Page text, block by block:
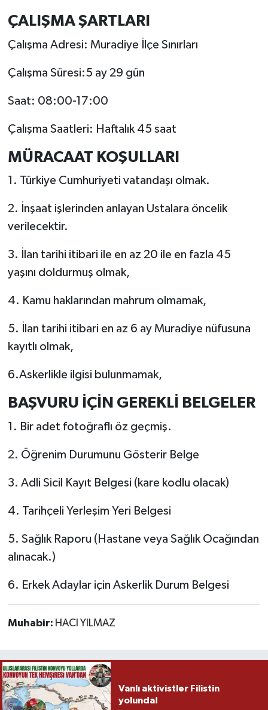
ÇALIŞMA ŞARTLARI
Çalışma Adresi: Muradiye İlçe Sınırları
Çalışma Süresi:5 ay 29 gün
Saat: 08:00-17:00
Çalışma Saatleri: Haftalık 45 saat
MÜRACAAT KOŞULLARI
1. Türkiye Cumhuriyeti vatandaşı olmak.
2. İnşaat işlerinden anlayan Ustalara öncelik
verilecektir.
3. İlan tarihi itibari ile en az 20 ile en fazla 45
yaşını doldurmuş olmak,
4. Kamu haklarından mahrum olmamak,
5. İlan tarihi itibari en az 6 ay Muradiye nüfusuna
kayıtlı olmak,
6.Askerlikle ilgisi bulunmamak,
BAŞVURU İÇİN GEREKLİ BELGELER
1. Bir adet fotoğraflı öz geçmiş.
2. Öğrenim Durumunu Gösterir Belge
3. Adli Sicil Kayıt Belgesi (kare kodlu olacak)
4. Tarihçeli Yerleşim Yeri Belgesi
5. Sağlık Raporu (Hastane veya Sağlık Ocağından
alınacak.)
6. Erkek Adaylar için Askerlik Durum Belgesi
Muhabir: HACI YILMAZ
Vanlı aktivistler Filistin
yolunda!